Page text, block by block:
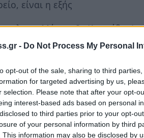
- Do Not Process My Personal
opt-out of the sale, sharing to third
for targeted advertising by us,
selection. Please note that after your opt-
interest-based ads based on personal
to third parties prior to your opt-
of your personal information by third
This information may also be disclosed by
είναι η εξής
– Μάρκετ Ιν (Λεωνίδου)
08.20) -Μαυροβούνι
(12.10)και διαδρομή:
– Μάρκετ Ιν (Λεωνίδου) –